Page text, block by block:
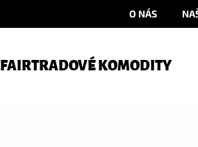
O NÁS
FAIRTRADOVÉ KOMODITY